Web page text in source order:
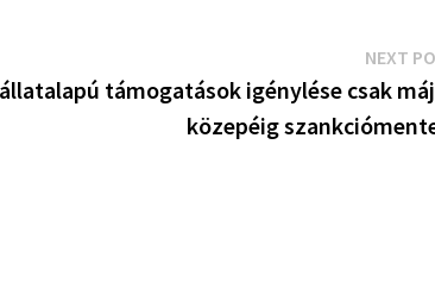
NEXT
állatalapú támogatások igénylése csak
közepéig